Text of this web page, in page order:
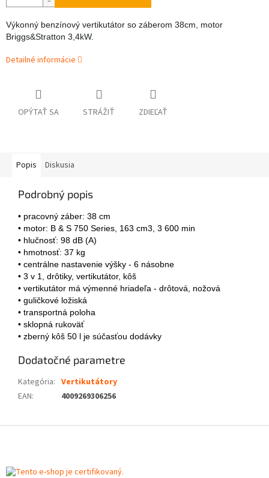
Výkonný benzínový vertikutátor so záberom 38cm, motor
Briggs&Stratton 3,4kW.
Detailné informácie
OPÝTAŤ SA STRÁŽIŤ ZDIEĽAŤ
Popis Diskusia
Podrobný popis
• pracovný záber: 38 cm
• motor: B & S 750 Series, 163 cm3, 3 600 min
• hlučnosť: 98 dB (A)
• hmotnosť: 37 kg
• centrálne nastavenie výšky - 6 násobne
• 3 v 1, drôtiky, vertikutátor, kôš
• vertikutátor má výmenné hriadeľa - drôtová, nožová
• guličkové ložiská
• transportná poloha
• sklopná rukoväť
• zberný kôš 50 l je súčasťou dodávky
Dodatočné parametre
Kategória: Vertikutátory
EAN: 4009269306256